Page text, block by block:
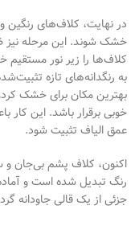
در نهایت، کلاف‌های رنگین
خشک شوند. این مرحله نیز
کلاف‌ها را زیر نور مستقیم
به رنگدانه‌های تازه
بهترین مکان برای خشک
خوبی برقرار باشد. این
عمق الیاف تثبیت شود.
اکنون، کلاف پشم بی‌جان و
رنگ تبدیل شده است و
جزئی از یک قالی جاودانه